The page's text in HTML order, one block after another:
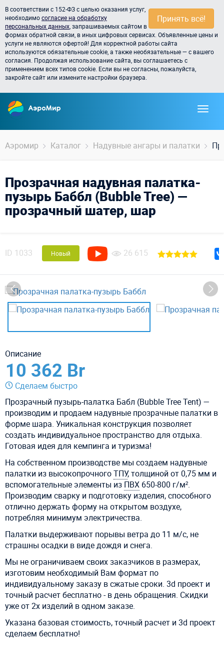
Принять всё!
В соответствии с 152-ФЗ с целью оказания услуг,
необходимосогласие на обработку
персональных данных , запрашиваемых сайтом в
формах обратной связи, в иных цифровых сервисах. Объявленные цены и
услуги не являются офертой! Для корректной работы сайта
используются обязательные cookie, а также необязательные — с вашего
согласия. Продолжая использование сайта, вы соглашаетесь с
применением всех типов cookie. Если вы не согласны, пожалуйста,
закройте сайт или измените настройки браузера.
Аэромир Каталог Надувные ангары и палатки
Прозрачная надувная палатка-
пузырь Баббл (Bubble Tree) —
прозрачный шатер, шар
ID 1033 Новый 26 615
Описание
10 362 Br
Сделаем быстро
Прозрачный пузырь-палатка Бабл (Bubble Tree Tent) —
производим и продаем надувные прозрачные палатки в
форме шара. Уникальная конструкция позволяет
создать индивидуальное пространство для отдыха.
Готовая идея для кемпинга и туризма!
На собственном производстве мы создаем надувные
палатки из высокопрочногоТПУ, толщиной от 0,75 мм и
вспомогательные элементы из ПВХ 650-800 г/м².
Производим сварку и подготовку изделия, способного
отлично держать форму на открытом воздухе,
потребляя минимум электричества.
Палатки выдерживают порывы ветра до 11 м/c, не
страшны осадки в виде дождя и снега.
Мы не ограничиваем своих заказчиков в размерах,
изготовим необходимый Вам формат по
индивидуальному заказу в сжатые сроки. 3d проект и
точный расчет бесплатно - в день обращения. Скидки
уже от 2х изделий в одном заказе.
Указана базовая стоимость, точный расчет и 3d проект
сделаем бесплатно!